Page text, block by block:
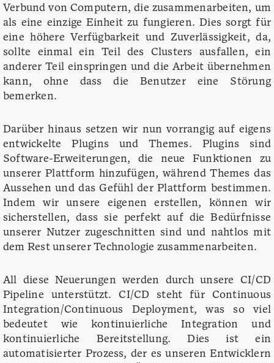
Verbund von Computern, die zusammenarbeiten, um
als eine einzige Einheit zu fungieren. Dies sorgt für
eine höhere Verfügbarkeit und Zuverlässigkeit, da,
sollte einmal ein Teil des Clusters ausfallen, ein
anderer Teil einspringen und die Arbeit übernehmen
kann, ohne dass die Benutzer eine Störung
bemerken.
Darüber hinaus setzen wir nun vorrangig auf eigens
entwickelte Plugins und Themes. Plugins sind
Software-Erweiterungen, die neue Funktionen zu
unserer Plattform hinzufügen, während Themes das
Aussehen und das Gefühl der Plattform bestimmen.
Indem wir unsere eigenen erstellen, können wir
sicherstellen, dass sie perfekt auf die Bedürfnisse
unserer Nutzer zugeschnitten sind und nahtlos mit
dem Rest unserer Technologie zusammenarbeiten.
All diese Neuerungen werden durch unsere CI/CD
Pipeline unterstützt. CI/CD steht für Continuous
Integration/Continuous Deployment, was so viel
bedeutet wie kontinuierliche Integration und
kontinuierliche Bereitstellung. Dies ist ein
automatisierter Prozess, der es unseren Entwicklern